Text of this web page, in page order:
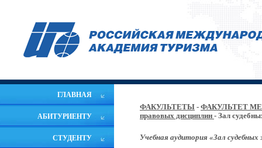
ГЛАВНАЯ
АБИТУРИЕНТУ
СТУДЕНТУ
ФАКУЛЬТЕТЫ - ФАКУЛЬТЕТ
правовых дисциплин - Зал
Учебная аудитория «Зал